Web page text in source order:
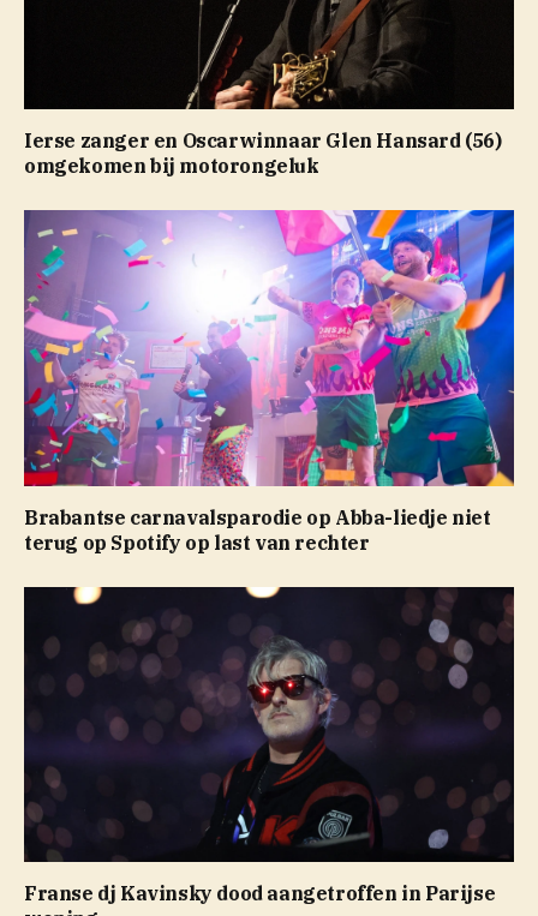
Ierse zanger en Oscarwinnaar Glen Hansard (56)
omgekomen bij motorongeluk
Brabantse carnavalsparodie op Abba-liedje niet
terug op Spotify op last van rechter
Franse dj Kavinsky dood aangetroffen in Parijse